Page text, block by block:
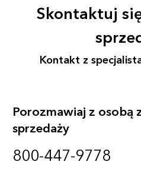
Skontaktuj
Kontakt z
Porozmawiaj z osobą
sprzedaży
800-447-9778